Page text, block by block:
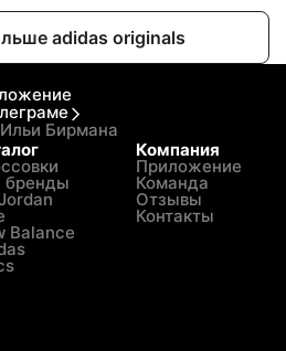
adidas originals
Бирмана
бренды
Balance
Компания
Приложение
Команда
Отзывы
Контакты